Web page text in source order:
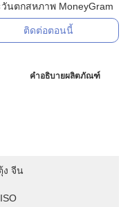
วันตกสหภาพ MoneyGram
ติดต่อตอนนี้
คำอธิบายผลิตภัณฑ์
ง จีน